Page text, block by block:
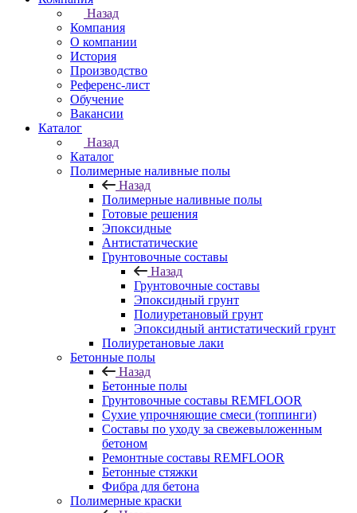
Назад
Компания
О компании
История
Производство
Референс-лист
Обучение
Вакансии
Каталог
Назад
Каталог
Полимерные наливные полы
Назад
Полимерные наливные полы
Готовые решения
Эпоксидные
Антистатические
Грунтовочные составы
Назад
Грунтовочные составы
Эпоксидный грунт
Полиуретановый грунт
Эпоксидный антистатический грунт
Полиуретановые лаки
Бетонные полы
Назад
Бетонные полы
Грунтовочные составы REMFLOOR
Сухие упрочняющие смеси (топпинги)
Составы по уходу за свежевыложенным
бетоном
Ремонтные составы REMFLOOR
Бетонные стяжки
Фибра для бетона
Полимерные краски